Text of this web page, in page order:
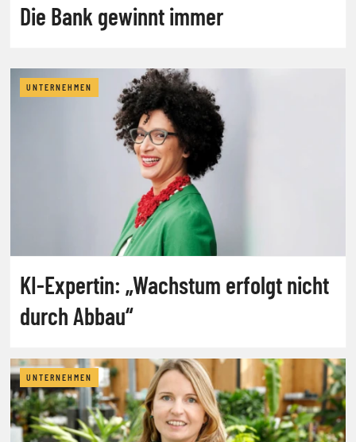
Die Bank gewinnt immer
UNTERNEHMEN
KI-Expertin: „Wachstum erfolgt nicht
durch Abbau“
UNTERNEHMEN